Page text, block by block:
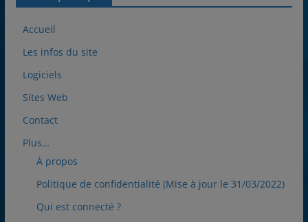
Accueil
Les infos du site
Logiciels
Sites Web
Contact
Plus…
À propos
Politique de confidentialité (Mise à jour le 31/03/2022)
Qui est connecté ?